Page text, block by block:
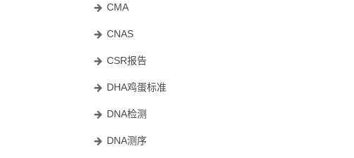
CMA
CNAS
CSR报告
DHA鸡蛋标准
DNA检测
DNA测序